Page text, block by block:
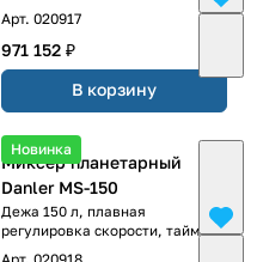
Арт. 020917
971 152 ₽
В корзину
Новинка
Миксер планетарный
Danler MS-150
Дежа 150 л, плавная
регулировка скорости, таймер